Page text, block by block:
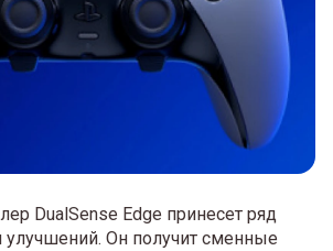
DualSense Edge принесет ряд
Он получит сменные